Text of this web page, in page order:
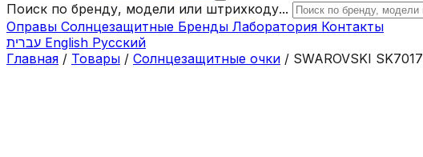
Поиск по бренду, модели или штрихкоду...
Оправы Солнцезащитные Бренды Лаборатория Контакты
English Русский
Главная / Товары / Солнцезащитные очки / SWAROVSKI SK7017